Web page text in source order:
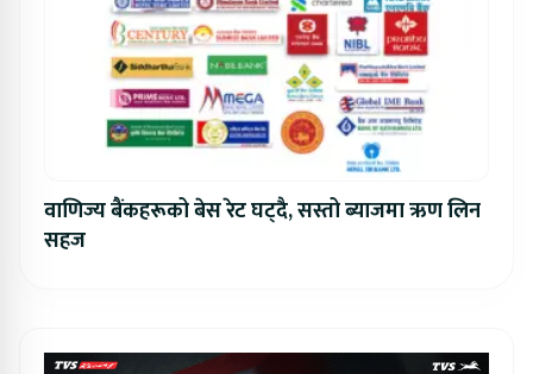
वाणिज्य बैंकहरूको बेस रेट घट्दै, सस्तो ब्याजमा ऋण लिन
सहज